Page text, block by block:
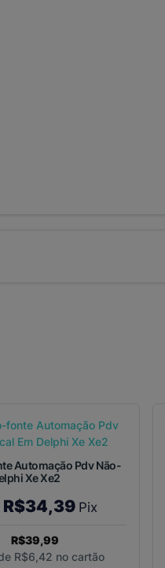
Automação Pdv Não-
Xe Xe2
R$34,39 Pix
R$39,99
R$6,42 no cartão